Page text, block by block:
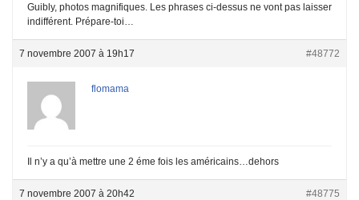
Guibly, photos magnifiques. Les phrases ci-dessus ne vont pas laisser
indifférent. Prépare-toi…
7 novembre 2007 à 19h17 #48772
flomama
Il n’y a qu’à mettre une 2 éme fois les américains…dehors
7 novembre 2007 à 20h42 #48775